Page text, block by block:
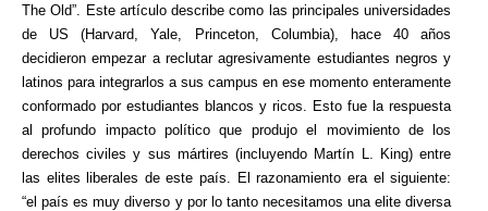
The Old”. Este artículo describe como las principales universidades
de US (Harvard, Yale, Princeton, Columbia), hace 40 años
decidieron empezar a reclutar agresivamente estudiantes negros y
latinos para integrarlos a sus campus en ese momento enteramente
conformado por estudiantes blancos y ricos. Esto fue la respuesta
al profundo impacto político que produjo el movimiento de los
derechos civiles y sus mártires (incluyendo Martín L. King) entre
las elites liberales de este país. El razonamiento era el siguiente:
“el país es muy diverso y por lo tanto necesitamos una elite diversa